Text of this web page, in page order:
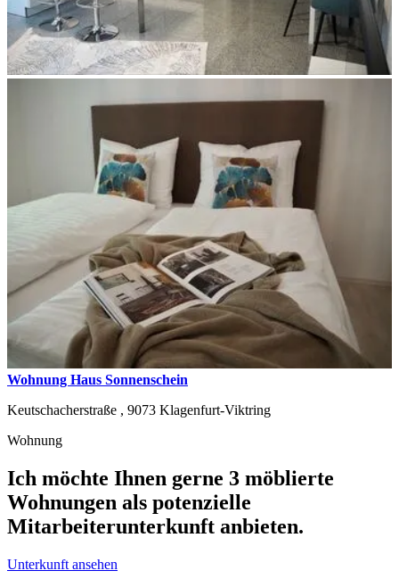
Wohnung Haus Sonnenschein
Keutschacherstraße , 9073 Klagenfurt-Viktring
Wohnung
Ich möchte Ihnen gerne 3 möblierte
Wohnungen als potenzielle
Mitarbeiterunterkunft anbieten.
Unterkunft ansehen